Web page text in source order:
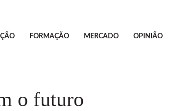
FORMAÇÃO MERCADO OPINIÃO
o futuro